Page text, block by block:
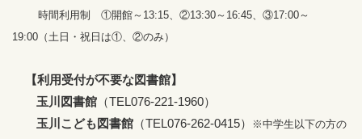
時間利用制 ①開館～13:15、②13:30～16:45、③17:00～
19:00 （土日・祝日は①、②のみ）
【利用受付が不要な図書館】
玉川図書館 （TEL076-221-1960）
玉川こども図書館 （TEL076-262-0415）
※中学生以下の方の